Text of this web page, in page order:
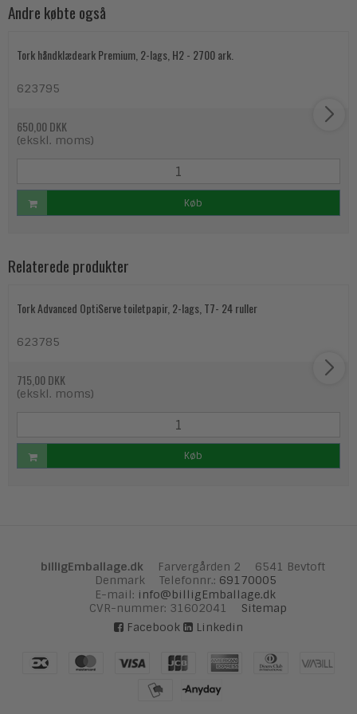
Andre købte også
Tork håndklædeark Premium, 2-lags, H2 - 2700 ark.
623795
650,00 DKK
(ekskl. moms)
Køb
Relaterede produkter
Tork Advanced OptiServe toiletpapir, 2-lags, T7- 24 ruller
623785
715,00 DKK
(ekskl. moms)
Køb
billigEmballage.dk Farvergården 2
6541 Bevtoft
Denmark
Telefonnr.: 69170005
E-mail: info@billigEmballage.dk
CVR-nummer: 31602041
Sitemap
Facebook
Linkedin